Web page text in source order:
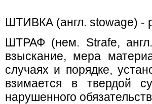
ШТИВКА (англ. stowage) -
ШТРАФ (нем. Strafe,
взыскание, мера
случаях и порядке,
взимается в твердой
нарушенного